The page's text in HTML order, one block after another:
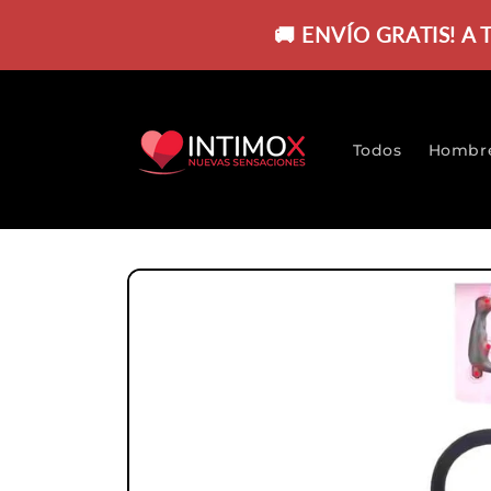
🚚 ENVÍO GRATIS! A
Todos
directamente